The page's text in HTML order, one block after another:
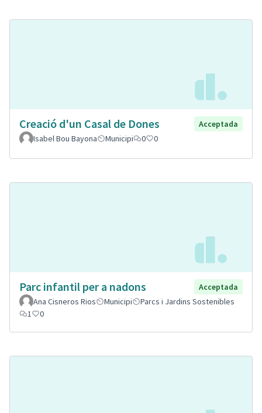
Creació d'un Casal de Dones
Acceptada
Isabel Bou Bayona
Municipi 0 0
Parc infantil per a nadons
Acceptada
Ana Cisneros Rios
Municipi
Parcs i Jardins Sostenibles
1
0